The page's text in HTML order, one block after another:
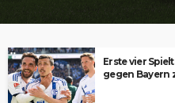
Erste vier
gegen Bayern